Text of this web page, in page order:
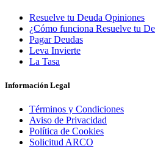
Resuelve tu Deuda Opiniones
¿Cómo funciona Resuelve tu
Pagar Deudas
Leva Invierte
La Tasa
Información Legal
Términos y Condiciones
Aviso de Privacidad
Política de Cookies
Solicitud ARCO